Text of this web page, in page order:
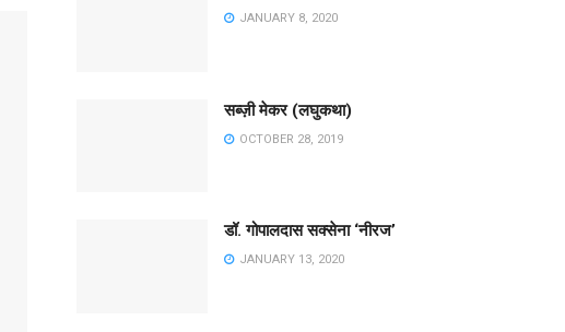
JANUARY 8, 2020
सब्ज़ी मेकर (लघुकथा)
OCTOBER 28, 2019
डॉ. गोपालदास सक्सेना ‘नीरज’
JANUARY 13, 2020